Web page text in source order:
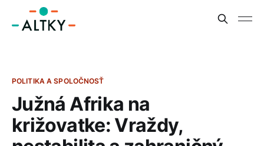
POLITIKA A SPOLOČNOSŤ
Južná Afrika na
križovatke: Vraždy,